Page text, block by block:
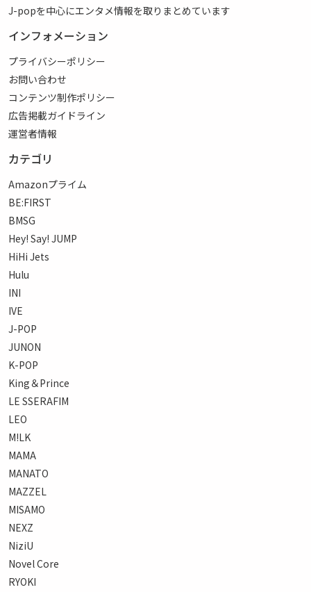
J-popを中心にエンタメ情報を取りまとめています
インフォメーション
プライバシーポリシー
お問い合わせ
コンテンツ制作ポリシー
広告掲載ガイドライン
運営者情報
カテゴリ
Amazonプライム
BE:FIRST
BMSG
Hey! Say! JUMP
HiHi Jets
Hulu
INI
IVE
J-POP
JUNON
K-POP
King＆Prince
LE SSERAFIM
LEO
M!LK
MAMA
MANATO
MAZZEL
MISAMO
NEXZ
NiziU
Novel Core
RYOKI